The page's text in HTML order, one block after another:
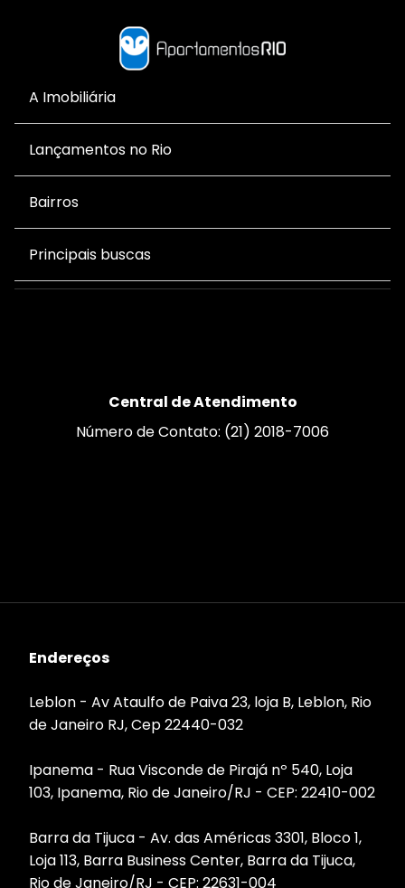
A Imobiliária
Lançamentos no Rio
Bairros
Principais buscas
Central de Atendimento
Número de Contato: (21) 2018-7006
Endereços
Leblon - Av Ataulfo de Paiva 23, loja B, Leblon, Rio
de Janeiro RJ, Cep 22440-032
Ipanema - Rua Visconde de Pirajá nº 540, Loja
103, Ipanema, Rio de Janeiro/RJ - CEP: 22410-002
Barra da Tijuca - Av. das Américas 3301, Bloco 1,
Loja 113, Barra Business Center, Barra da Tijuca,
Rio de Janeiro/RJ - CEP: 22631-004